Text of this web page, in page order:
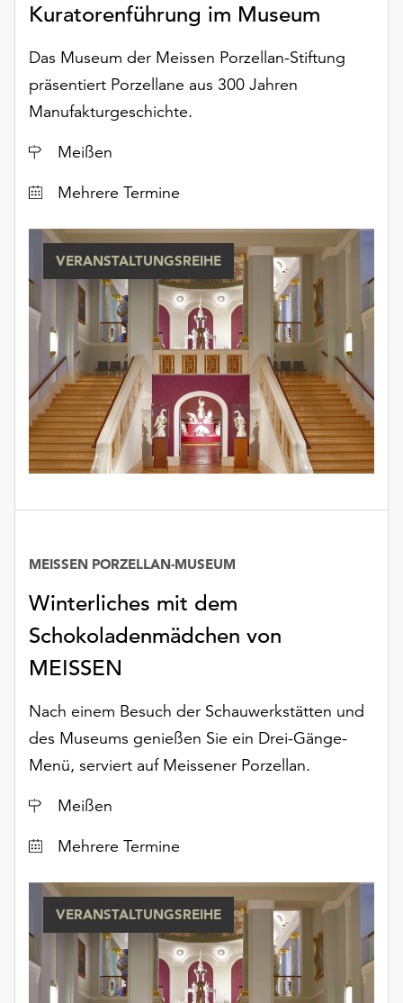
über
Schaltfläche
„Auswählen“.
Weitere
finden
Datenschutzerklärung
dem
Impressum
Kuratorenführung im Museum
Das Museum der Meissen Porzellan-Stiftung
präsentiert Porzellane aus 300 Jahren
Manufakturgeschichte.
Ort
Meißen
DatumMehrere Termine
VERANSTALTUNGSREIHE
Winterliches mit dem
Schokoladenmädchen von
MEISSEN
MEISSEN PORZELLAN-MUSEUM
Nach einem Besuch der Schauwerkstätten und
des Museums genießen Sie ein Drei-Gänge-
Menü, serviert auf Meissener Porzellan.
Ort
Meißen
DatumMehrere Termine
VERANSTALTUNGSREIHE